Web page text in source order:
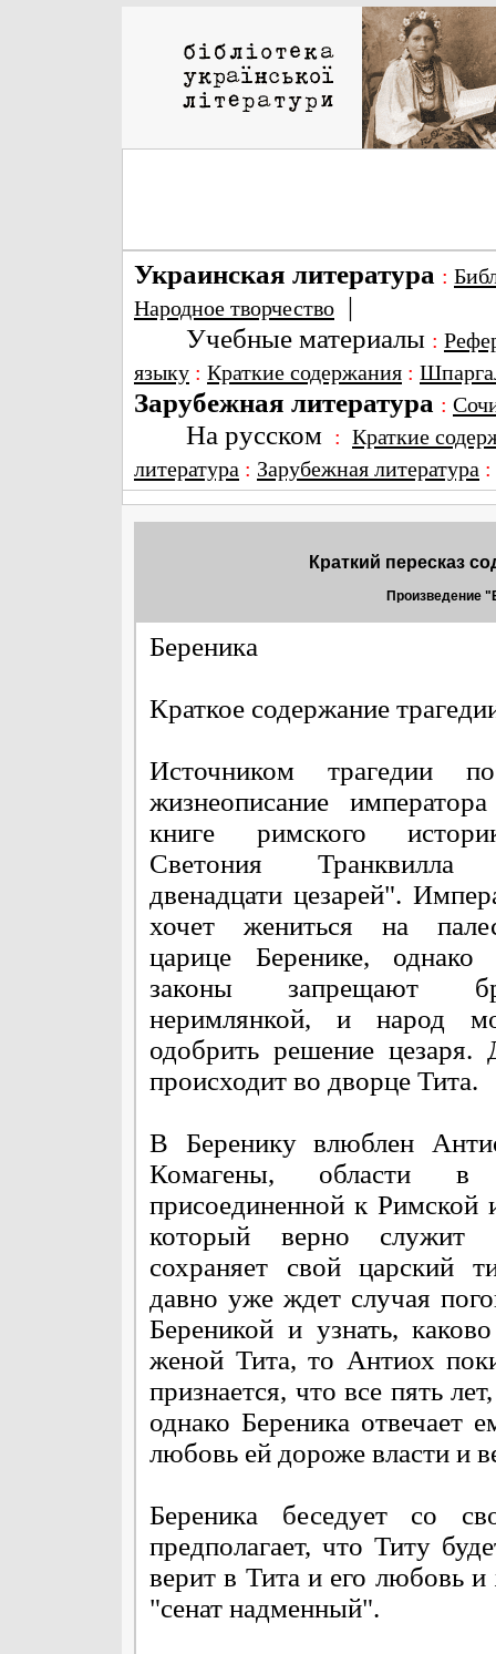
Украинская литература :
Народное творчество |
Учебные материалы :
языку : Краткие содержания :
Зарубежная литература :
На русском : Краткие
литература : Зарубежная литература
Краткий пересказ
Произведение
Береника
Краткое содержание
Источником трагедии
жизнеописание
книге римского
Светония Транквилла
двенадцати цезарей".
хочет жениться на
царице Беренике, однако
законы запрещают
неримлянкой, и народ
одобрить решение цезаря.
происходит во дворце Тита.
В Беренику влюблен
Комагены, области в
присоединенной к Римской
который верно
сохраняет свой царский
давно уже ждет случая
Береникой и узнать,
женой Тита, то Антиох
признается, что все пять
однако Береника отвечает
любовь ей дороже власти и
Береника беседует со
предполагает, что Титу
верит в Тита и его любовь и
"сенат надменный".